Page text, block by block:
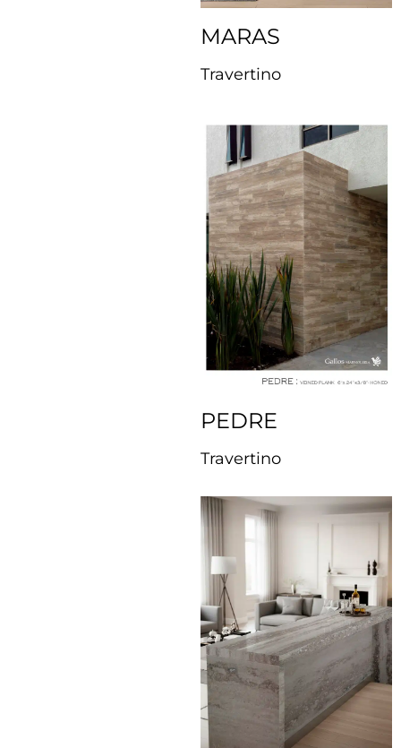
MARAS
Travertino
PEDRE
Travertino